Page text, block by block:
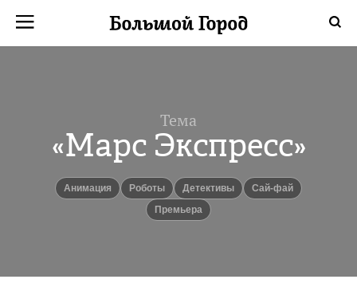
Тема
«Марс Экспресс»
анимация роботы детективы
Сай-фай
Премьера